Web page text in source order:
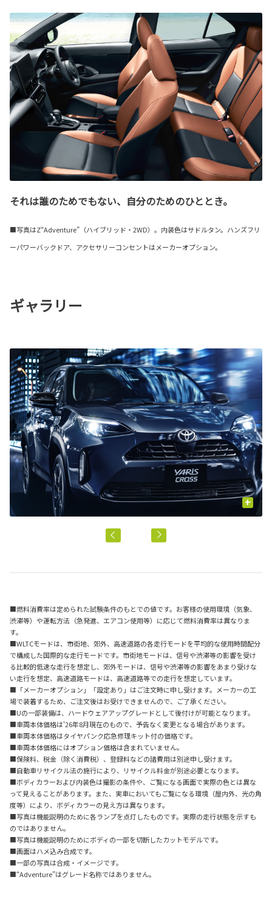
それは誰のためでもない、自分のためのひととき。
■写真はZ“Adventure”（ハイブリッド・2WD）。内装色はサドルタン。ハンズフリ
ーパワーバックドア、アクセサリーコンセントはメーカーオプション。
ギャラリー
+
■燃料消費率は定められた試験条件のもとでの値です。お客様の使用環境（気象、
渋滞等）や運転方法（急発進、エアコン使用等）に応じて燃料消費率は異なりま
す。
■WLTCモードは、市街地、郊外、高速道路の各走行モードを平均的な使用時間配分
で構成した国際的な走行モードです。市街地モードは、信号や渋滞等の影響を受け
る比較的低速な走行を想定し、郊外モードは、信号や渋滞等の影響をあまり受けな
い走行を想定、高速道路モードは、高速道路等での走行を想定しています。
■「メーカーオプション」「設定あり」はご注文時に申し受けます。メーカーの工
場で装着するため、ご注文後はお受けできませんので、ご了承ください。
■Uの一部装備は、ハードウェアアップグレードとして後付けが可能となります。
■車両本体価格は'26年8月現在のもので、予告なく変更となる場合があります。
■車両本体価格はタイヤパンク応急修理キット付の価格です。
■車両本体価格にはオプション価格は含まれていません。
■保険料、税金（除く消費税）、登録料などの諸費用は別途申し受けます。
■自動車リサイクル法の施行により、リサイクル料金が別途必要となります。
■ボディカラーおよび内装色は撮影の条件や、ご覧になる画面で実際の色とは異な
って見えることがあります。また、実車においてもご覧になる環境（屋内外、光の角
度等）により、ボディカラーの見え方は異なります。
■写真は機能説明のために各ランプを点灯したものです。実際の走行状態を示すも
のではありません。
■写真は機能説明のためにボディの一部を切断したカットモデルです。
■画面はハメ込み合成です。
■一部の写真は合成・イメージです。
■“Adventure”はグレード名称ではありません。